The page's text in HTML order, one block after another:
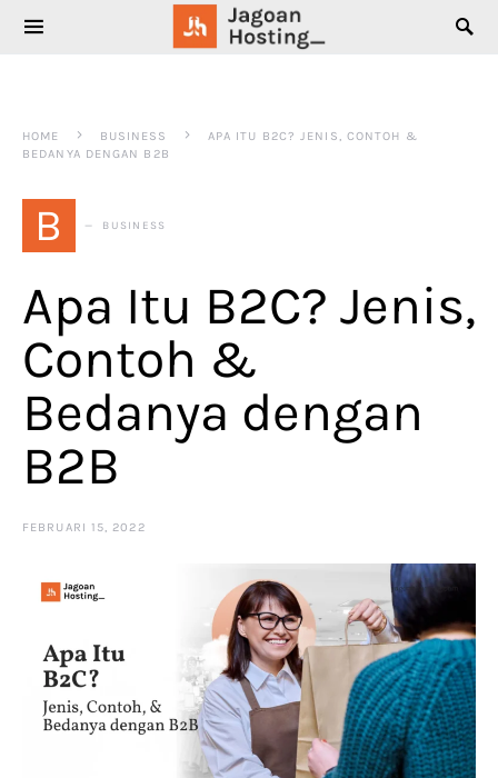
SEARCH FOR:
HOME BUSINESS
APA ITU B2C? JENIS, CONTOH &
BEDANYA DENGAN B2B
B BUSINESS
Apa Itu B2C? Jenis,
Contoh &
Bedanya dengan
B2B
FEBRUARI 15, 2022